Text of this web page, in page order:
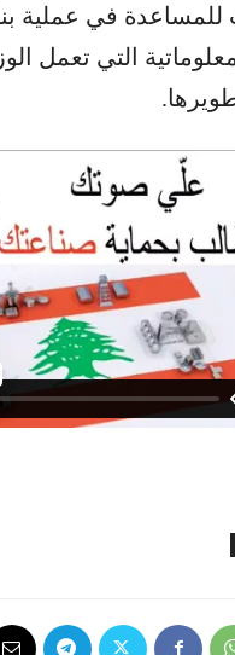
للمساعدة في عملية
التي تعمل